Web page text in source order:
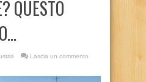
QUESTO
Lascia un commento